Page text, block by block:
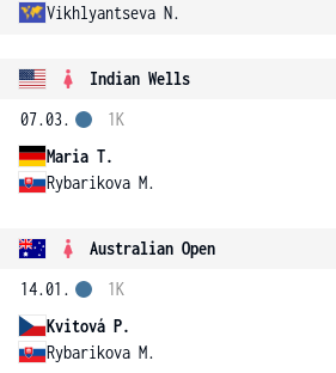
Vikhlyantseva N.
Indian Wells
07.03.
Maria T.
Rybarikova M.
1K
Australian Open
14.01.
Kvitová P.
Rybarikova M.
1K